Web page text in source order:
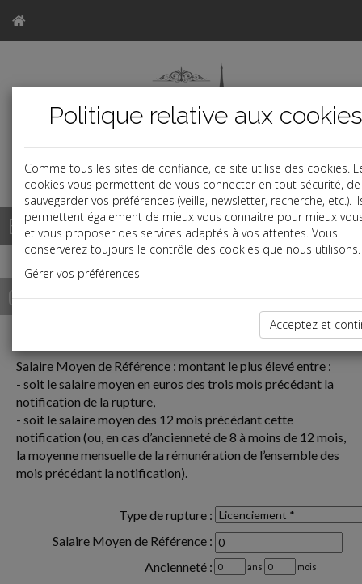
a
Base documentaire
Outils de calcul
Indemnités légales de rupture : Licenciement *
Salaire Moyen de Référence : montant le plus élevé entre :
- soit le salaire moyen en euros des trois mois précédant la
notification de la rupture,
- soit le salaire moyen des 12 mois précédant cette
notification (ou, en cas d’ancienneté de 8 à moins de 12 mois,
la moyenne mensuelle de la rémunération de l’ensemble des
mois précédant la notification).
Type de rupture :
Salaire Moyen de Référence :
Ancienneté :
ans mois
Politique relative aux cookies
Comme tous les sites de confiance, ce site utilise des cookies.
cookies vous permettent de vous connecter en tout sécurité, de
sauvegarder vos préférences (veille, newsletter, recherche, etc.).
permettent également de mieux vous connaitre pour mieux
et vous proposer des services adaptés à vos attentes. Vous
conserverez toujours le contrôle des cookies que nous utilisons.
Gérer vos préférences
Acceptez et